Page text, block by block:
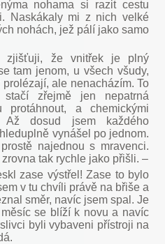
nohama si razit cestu
Naskákaly mi z nich velké
nohách, jež pálí jako samo
zjišťuji, že vnitřek je plný
tam jenom, u všech všudy,
ale nenacházím. To
stačí zřejmě jen nepatrná
a chemickými
Až dosud jsem každého
vynášel po jednom.
najednou s mravenci.
tak rychle jako přišli. –
zase výstřel! Zase to bylo
v tu chvíli právě na břiše a
směr, navíc jsem spal. Je
se blíží k novu a navíc
byli vybaveni přístroji na